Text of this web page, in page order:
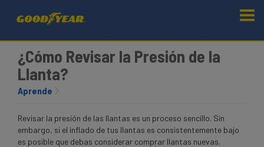
¿Cómo Revisar la Presión de la
Llanta?
Aprende
Revisar la presión de las llantas es un proceso sencillo. Sin
embargo, si el inflado de tus llantas es consistentemente bajo
es posible que debas considerar comprar llantas nuevas.